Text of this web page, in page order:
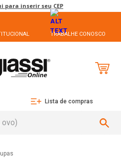
para inserir seu CEP
TRABALHE CONOSCO
Lista de compras